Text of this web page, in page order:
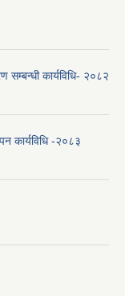
सम्बन्धी कार्यविधि- २०८२
कार्यविधि -२०८३